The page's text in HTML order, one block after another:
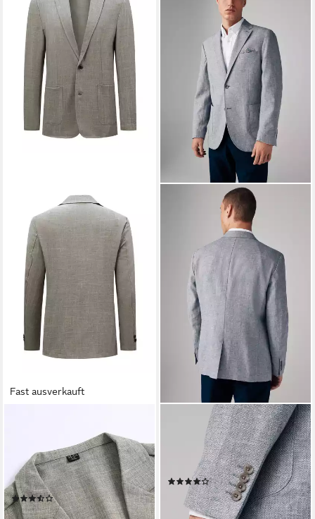
Fast ausverkauft
Reverskragen Herren
Anzugsakko aus gemustertem
Lein-Mix
(2)
69,99 € UVP88,99 €
Leinensakko Strukturiertes
Sakko aus Leinen und
Baumwolle (1-tlg)
(1)
63,00 € UVP126,00 €
-50%